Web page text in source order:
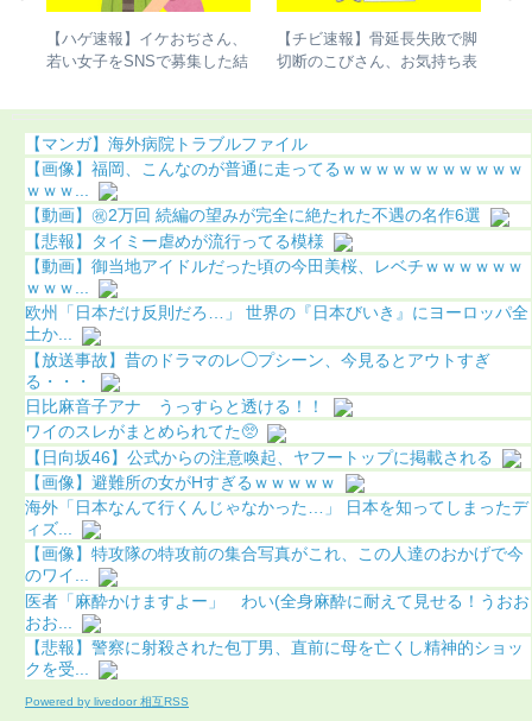
【ハゲ速報】市原隼人さん、
また髪の毛がなくなってしま
【ハゲ速報】ハゲたら人生終
了するという現実ｗｗｗ
【マンガ】海外病院トラブルファイル
【画像】福岡、こんなのが普通に走ってるｗｗｗｗｗｗｗｗｗｗｗ
ｗｗｗ...
【動画】㊗️2万回 続編の望みが完全に絶たれた不遇の名作6選
【悲報】タイミー虐めが流行ってる模様
【動画】御当地アイドルだった頃の今田美桜、レベチｗｗｗｗｗｗ
ｗｗｗ...
欧州「日本だけ反則だろ…」 世界の『日本びいき』にヨーロッパ全
土か...
【放送事故】昔のドラマのレ◯プシーン、今見るとアウトすぎ
る・・・
日比麻音子アナ うっすらと透ける！！
ワイのスレがまとめられてた🥺
【日向坂46】公式からの注意喚起、ヤフートップに掲載される
【画像】避難所の女がHすぎるｗｗｗｗｗ
海外「日本なんて行くんじゃなかった…」 日本を知ってしまったデ
ィズ...
【画像】特攻隊の特攻前の集合写真がこれ、この人達のおかげで今
のワイ...
医者「麻酔かけますよー」 わい(全身麻酔に耐えて見せる！うおお
おお...
【悲報】警察に射殺された包丁男、直前に母を亡くし精神的ショッ
クを受...
Powered by livedoor 相互RSS